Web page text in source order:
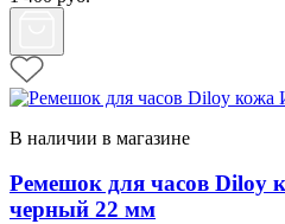
В наличии в магазине
Ремешок для часов
черный 22 мм